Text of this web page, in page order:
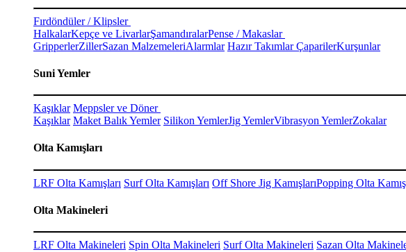
Fırdöndüler / Klipsler
HalkalarKepçe ve LivarlarŞamandıralarPense / Makaslar
GripperlerZillerSazan MalzemeleriAlarmlar Hazır Takımlar ÇaparilerKurşunlar
Suni Yemler
Kaşıklar Meppsler ve Döner
Kaşıklar Maket Balık Yemler Silikon YemlerJig YemlerVibrasyon YemlerZokalar
Olta Kamışları
LRF Olta Kamışları Surf Olta Kamışları Off Shore Jig KamışlarıPopping Olta
Olta Makineleri
LRF Olta Makineleri Spin Olta Makineleri Surf Olta Makineleri Sazan Olta